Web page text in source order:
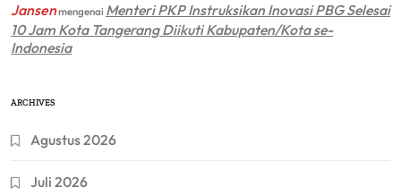
Jansenmengenai Menteri PKP Instruksikan Inovasi PBG Selesai
10 Jam Kota Tangerang Diikuti Kabupaten/Kota se-
Indonesia
ARCHIVES
Agustus 2026
Juli 2026